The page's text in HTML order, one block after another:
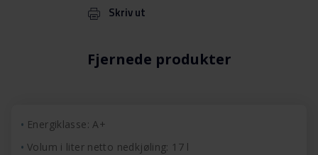
Fjernede produkter
Skriv ut
Energiklasse: A+
Volum i liter netto nedkjøling: 17 l